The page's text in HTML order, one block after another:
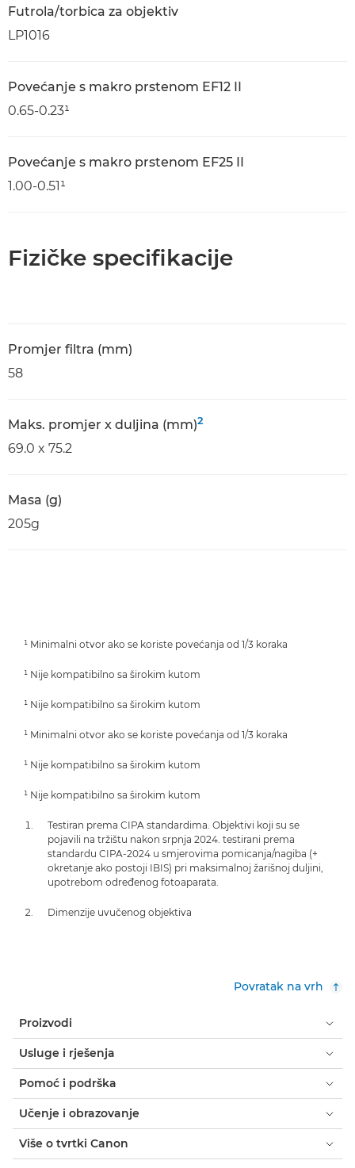
Futrola/torbica za objektiv
LP1016
Povećanje s makro prstenom EF12 II
0.65-0.23¹
Povećanje s makro prstenom EF25 II
1.00-0.51¹
Fizičke specifikacije
Promjer filtra (mm)
58
Maks. promjer x duljina (mm)2
69.0 x 75.2
Masa (g)
205g
¹ Minimalni otvor ako se koriste povećanja od 1/3 koraka
¹ Nije kompatibilno sa širokim kutom
¹ Nije kompatibilno sa širokim kutom
¹ Minimalni otvor ako se koriste povećanja od 1/3 koraka
¹ Nije kompatibilno sa širokim kutom
¹ Nije kompatibilno sa širokim kutom
Testiran prema CIPA standardima. Objektivi koji su se
pojavili na tržištu nakon srpnja 2024. testirani prema
standardu CIPA-2024 u smjerovima pomicanja/nagiba (+
okretanje ako postoji IBIS) pri maksimalnoj žarišnoj duljini,
upotrebom određenog fotoaparata.
Dimenzije uvučenog objektiva
Povratak na vrh
Proizvodi
Usluge i rješenja
Pomoć i podrška
Učenje i obrazovanje
Više o tvrtki Canon